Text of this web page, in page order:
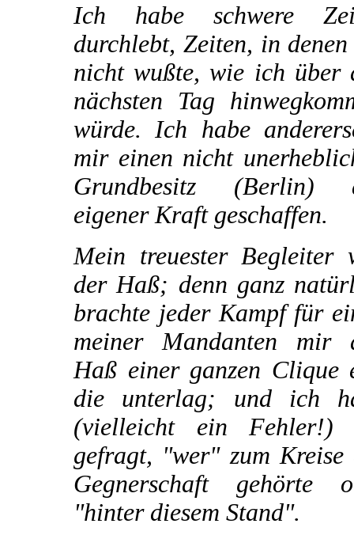
Ich habe schwere
durchlebt, Zeiten, in
nicht wußte, wie ich über
nächsten Tag
würde. Ich habe
mir einen nicht
Grundbesitz (Berlin)
eigener Kraft geschaffen.
Mein treuester Begleiter
der Haß; denn ganz
brachte jeder Kampf für
meiner Mandanten mir
Haß einer ganzen Clique
die unterlag; und ich
(vielleicht ein Fehler!)
gefragt, "wer" zum Kreise
Gegnerschaft gehörte
"hinter diesem Stand".